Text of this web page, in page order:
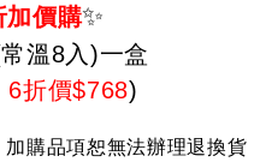
加價購✨
溫8入)一盒
6折價$768)
加購品項恕無法辦理退換貨